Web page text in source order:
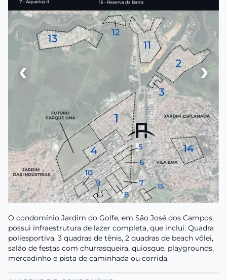
‹ ›
O condomínio Jardim do Golfe, em São José dos Campos,
possui infraestrutura de lazer completa, que inclui: Quadra
poliesportiva, 3 quadras de tênis, 2 quadras de beach vôlei,
salão de festas com churrasqueira, quiosque, playgrounds,
mercadinho e pista de caminhada ou corrida.